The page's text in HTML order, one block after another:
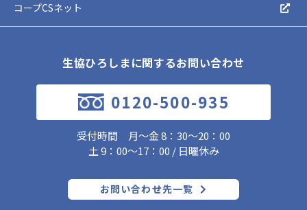
コープCSネット
生協ひろしまに関するお問い合わせ
0120-500-935
受付時間 月～金 8：30～20：00
土 9：00～17：00 / 日曜休み
お問い合わせ先一覧